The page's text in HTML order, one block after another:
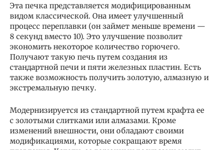
Эта печка представляется модифицированным
видом классической. Она имеет улучшенный
процесс переплавки (он займет меньше времени —
8 секунд вместо 10). Это улучшение позволит
экономить некоторое количество горючего.
Получают такую печь путем создания из
стандартной печи и пяти железных пластин. Есть
также возможность получить золотую, алмазную и
экстремальную печку.
Модернизируется из стандартной путем крафта ее
с золотыми слитками или алмазами. Кроме
изменений внешности, они обладают своими
модификациями, которые сокращают время